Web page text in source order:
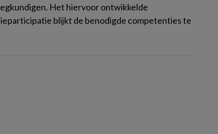
Het hiervoor ontwikkelde
blijkt de benodigde competenties te